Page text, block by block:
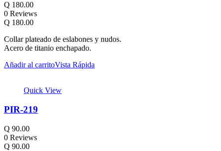
Q 180.00
0 Reviews
Q 180.00
Collar plateado de eslabones y nudos.
Acero de titanio enchapado.
Añadir al carritoVista Rápida
Quick View
PIR-219
Q 90.00
0 Reviews
Q 90.00